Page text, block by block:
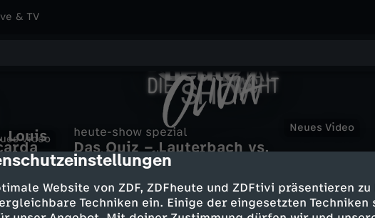
description
Website von ZDF, ZDFheute und ZDFtivi präsentieren
Techniken ein. Einige der eingesetzten
& TV
Neues Video
e
u
t
Video
w
i
Louis
h
e
u
heute-show spezial
Das Quiz – Lauterbach vs.
Reichinnek
O
l
Verstärkung für die Polizei
Die neuen Fahnder
Landfrauenküche
Dagmar Lutzenberger · Schwaben
lesenswert mit Lutz Seiler